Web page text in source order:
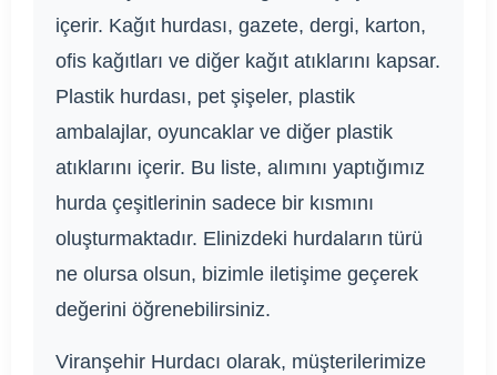
içerir. Kağıt hurdası, gazete, dergi, karton,
ofis kağıtları ve diğer kağıt atıklarını kapsar.
Plastik hurdası, pet şişeler, plastik
ambalajlar, oyuncaklar ve diğer plastik
atıklarını içerir. Bu liste, alımını yaptığımız
hurda çeşitlerinin sadece bir kısmını
oluşturmaktadır. Elinizdeki hurdaların türü
ne olursa olsun, bizimle iletişime geçerek
değerini öğrenebilirsiniz.
Viranşehir Hurdacı olarak, müşterilerimize